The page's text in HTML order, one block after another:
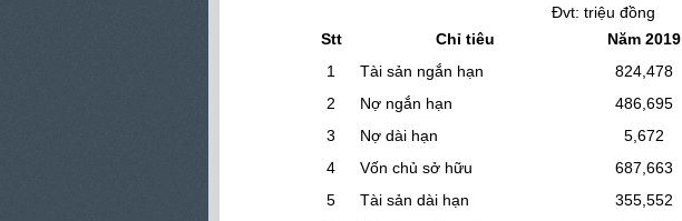
Đvt: triệu đồng
Stt
Chỉ tiêu Năm 2019
1
Tài sản ngắn hạn 824,478
2
Nợ ngắn hạn 486,695
3
Nợ dài hạn 5,672
4
Vốn chủ sở hữu 687,663
5
Tài sản dài hạn 355,552